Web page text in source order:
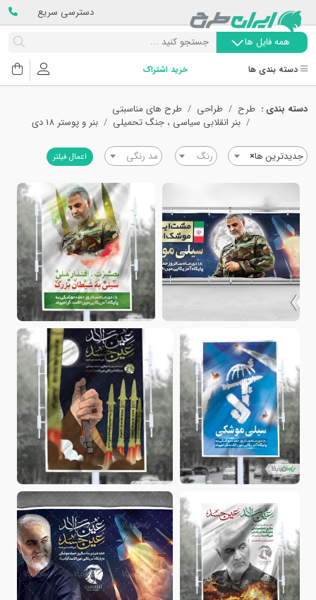
دسترسی سریع
همه فایل ها
دسته بندی ها خرید اشتراک
دسته بندی : طرح طراحی
طرح های مناسبتی
بنر انقلابی سیاسی ، جنگ تحمیلی
بنر و پوستر 18 دی
×جدیدترین ها رنگ مد رنگی اعمال فیلتر